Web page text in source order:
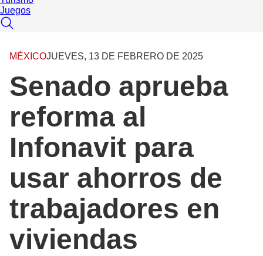
Juegos
MÉXICOJUEVES, 13 DE FEBRERO DE 2025
Senado aprueba
reforma al
Infonavit para
usar ahorros de
trabajadores en
viviendas